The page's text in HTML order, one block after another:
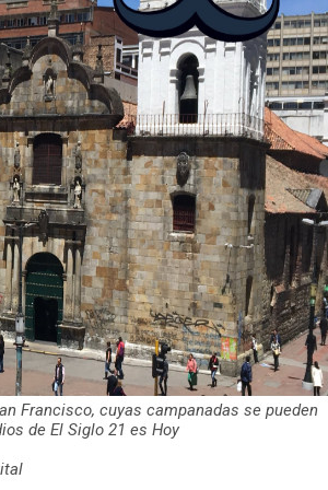
empeza...
Francisco, cuyas campanadas se pueden
de El Siglo 21 es Hoy